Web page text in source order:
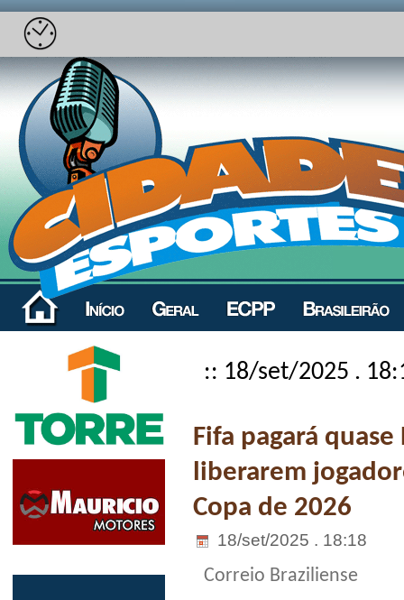
:: 18/set/2025 .
Fifa pagará
liberarem
Copa de 2026
18/set/2025 . 18:18
Correio Braziliense